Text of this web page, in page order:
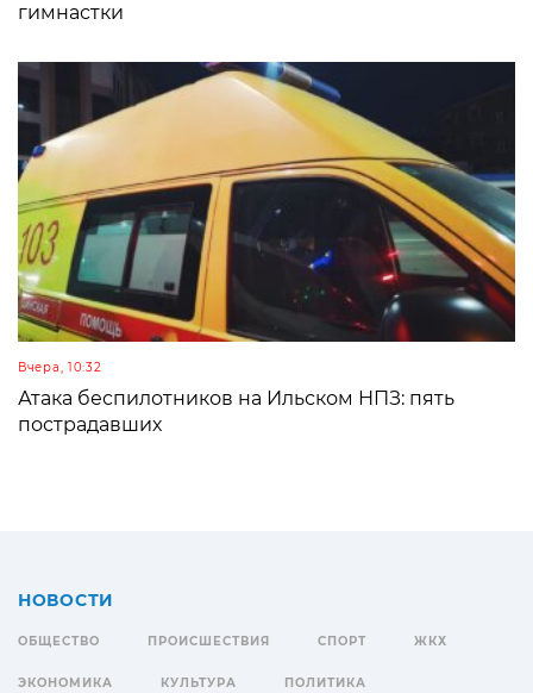
гимнастки
Вчера, 10:32
Атака беспилотников на Ильском НПЗ: пять
пострадавших
НОВОСТИ
ОБЩЕСТВО ПРОИСШЕСТВИЯ СПОРТ ЖКХ
ЭКОНОМИКА КУЛЬТУРА ПОЛИТИКА